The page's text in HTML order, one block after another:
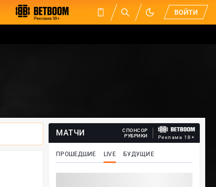
ВОЙТИ
МАТЧИ
СПОНСОР
РУБРИКИ
Реклама 18+
ПРОШЕДШИЕ LIVE БУДУЩИЕ